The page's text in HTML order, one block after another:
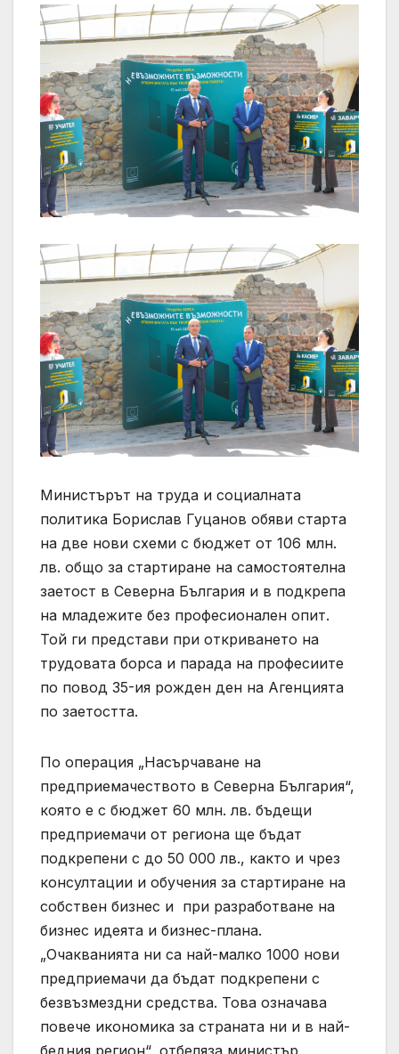
Министърът на труда и социалната
политика Борислав Гуцанов обяви старта
на две нови схеми с бюджет от 106 млн.
лв. общо за стартиране на самостоятелна
заетост в Северна България и в подкрепа
на младежите без професионален опит.
Той ги представи при откриването на
трудовата борса и парада на професиите
по повод 35-ия рожден ден на Агенцията
по заетостта.
По операция „Насърчаване на
предприемачеството в Северна България“,
която е с бюджет 60 млн. лв. бъдещи
предприемачи от региона ще бъдат
подкрепени с до 50 000 лв., както и чрез
консултации и обучения за стартиране на
собствен бизнес и при разработване на
бизнес идеята и бизнес-плана.
„Очакванията ни са най-малко 1000 нови
предприемачи да бъдат подкрепени с
безвъзмездни средства. Това означава
повече икономика за страната ни и в най-